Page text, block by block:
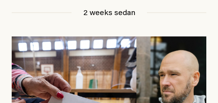
utpekas som israelisk infiltratör”. Enligt ingressen
handlar artikeln om en person vars ”bakgrund skapar
splittring och oro i rörelsen”. Problemet är att artikeln
skapar betydligt mer oro i palestinarörelsen – och den
2 weeks sedan